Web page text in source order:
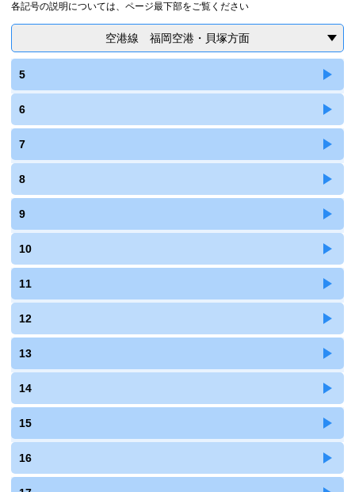
各記号の説明については、ページ最下部をご覧ください
空港線 福岡空港・貝塚方面
5
6
7
8
9
10
11
12
13
14
15
16